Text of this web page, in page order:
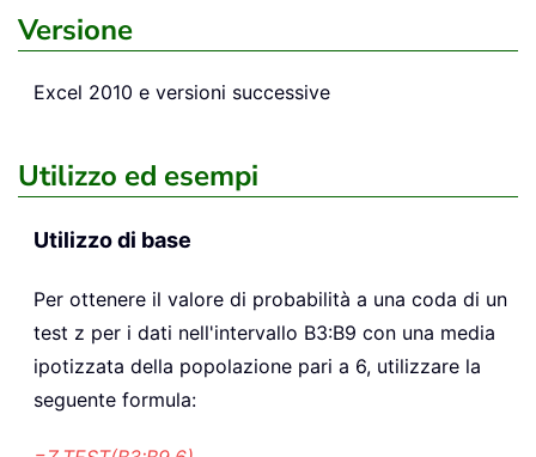
Versione
Excel 2010 e versioni successive
Utilizzo ed esempi
Utilizzo di base
Per ottenere il valore di probabilità a una coda di un
test z per i dati nell'intervallo B3:B9 con una media
ipotizzata della popolazione pari a 6, utilizzare la
seguente formula: